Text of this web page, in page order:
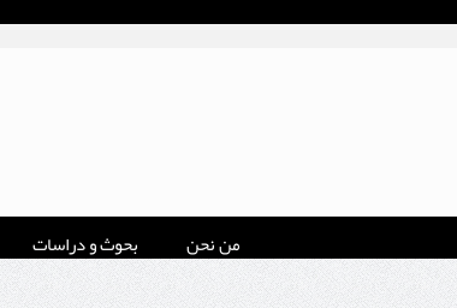
من نحن بحوث و دراسات